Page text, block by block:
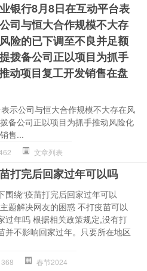
银行8月8日在互动平台表
司与恒大合作规模不大存
险的已下调至不良并足额
拨备公司正以项目为抓手
动项目复工开发销售在盘
示公司与恒大合作规模不大存在风
备公司正以项目为抓手推动风险化
售...
文章列表
打完后回家过年可以吗
围绕“疫苗打完后回家过年可以
题解决网友的困惑 不打疫苗可以
过年吗 根据相关政策规定,没有打
并不影响回家过年。只要所在地区
368 春节2024